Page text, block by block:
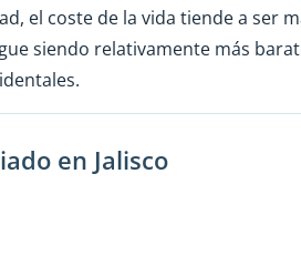
el coste de la vida tiende a ser
siendo relativamente más
en Jalisco